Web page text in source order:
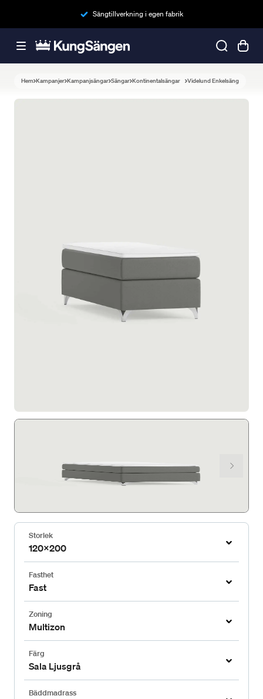
Sängtillverkning i egen fabrik
Hem Kampanjer Kampanjsängar Sängar Kontinentalsängar Videlund Enkelsäng
Storlek
120x200
Fasthet
Fast
Zoning
Multizon
Färg
Sala Ljusgrå
Bäddmadrass